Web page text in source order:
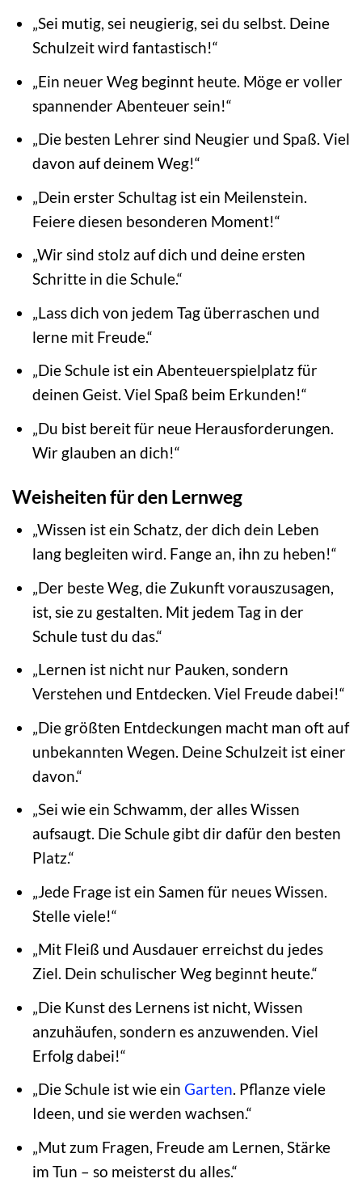
„Sei mutig, sei neugierig, sei du selbst. Deine
Schulzeit wird fantastisch!“
„Ein neuer Weg beginnt heute. Möge er voller
spannender Abenteuer sein!“
„Die besten Lehrer sind Neugier und Spaß. Viel
davon auf deinem Weg!“
„Dein erster Schultag ist ein Meilenstein.
Feiere diesen besonderen Moment!“
„Wir sind stolz auf dich und deine ersten
Schritte in die Schule.“
„Lass dich von jedem Tag überraschen und
lerne mit Freude.“
„Die Schule ist ein Abenteuerspielplatz für
deinen Geist. Viel Spaß beim Erkunden!“
„Du bist bereit für neue Herausforderungen.
Wir glauben an dich!“
Weisheiten für den Lernweg
„Wissen ist ein Schatz, der dich dein Leben
lang begleiten wird. Fange an, ihn zu heben!“
„Der beste Weg, die Zukunft vorauszusagen,
ist, sie zu gestalten. Mit jedem Tag in der
Schule tust du das.“
„Lernen ist nicht nur Pauken, sondern
Verstehen und Entdecken. Viel Freude dabei!“
„Die größten Entdeckungen macht man oft auf
unbekannten Wegen. Deine Schulzeit ist einer
davon.“
„Sei wie ein Schwamm, der alles Wissen
aufsaugt. Die Schule gibt dir dafür den besten
Platz.“
„Jede Frage ist ein Samen für neues Wissen.
Stelle viele!“
„Mit Fleiß und Ausdauer erreichst du jedes
Ziel. Dein schulischer Weg beginnt heute.“
„Die Kunst des Lernens ist nicht, Wissen
anzuhäufen, sondern es anzuwenden. Viel
Erfolg dabei!“
„Die Schule ist wie ein Garten. Pflanze viele
Ideen, und sie werden wachsen.“
„Mut zum Fragen, Freude am Lernen, Stärke
im Tun – so meisterst du alles.“